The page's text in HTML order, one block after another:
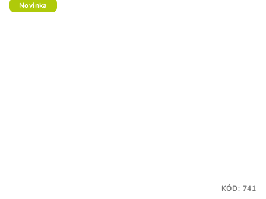
Novinka
KÓD: 741